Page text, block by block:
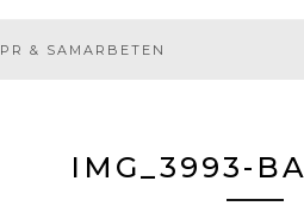
PR & SAMARBETEN
IMG_3993-